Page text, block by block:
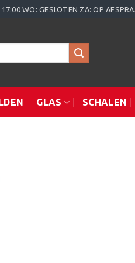
WO: GESLOTEN ZA: OP
GLAS SCHALEN